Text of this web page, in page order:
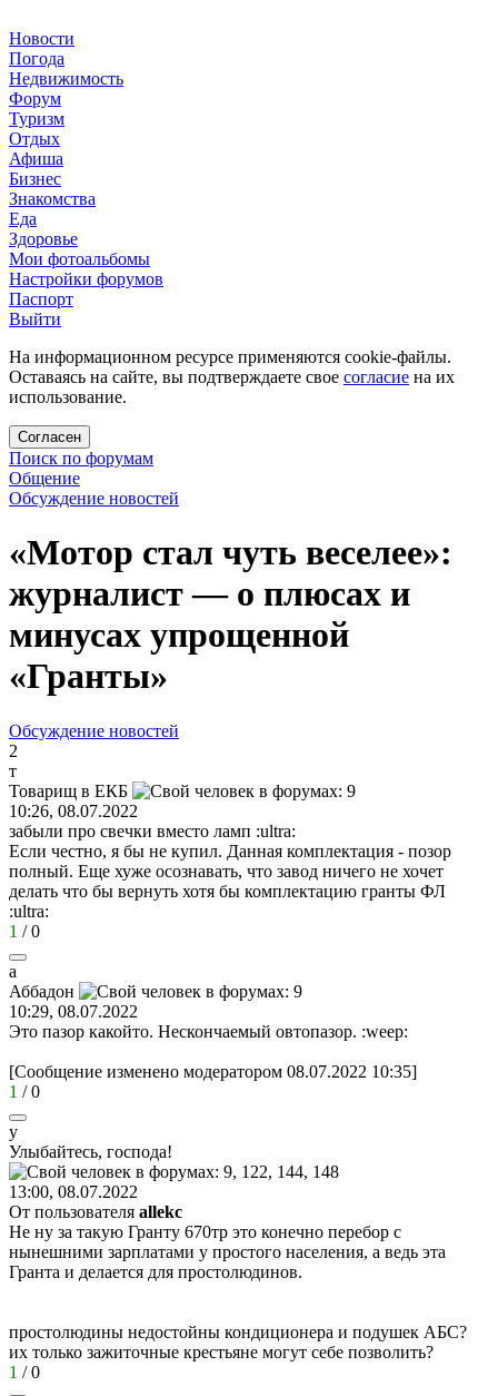
Новости
Погода
Недвижимость
Форум
Туризм
Отдых
Афиша
Бизнес
Знакомства
Еда
Здоровье
Мои фотоальбомы
Настройки форумов
Паспорт
Выйти
На информационном ресурсе применяются cookie-файлы.
Оставаясь на сайте, вы подтверждаете свое согласие на их
использование.
Согласен
Поиск по форумам
Общение
Обсуждение новостей
«Мотор стал чуть веселее»:
журналист — о плюсах и
минусах упрощенной
«Гранты»
Обсуждение новостей
2
т
Товарищ в ЕКБ
10:26, 08.07.2022
забыли про свечки вместо ламп :ultra:
Если честно, я бы не купил. Данная комплектация - позор
полный. Еще хуже осознавать, что завод ничего не хочет
делать что бы вернуть хотя бы комплектацию гранты ФЛ
:ultra:
1 /0
а
Аббадон
10:29, 08.07.2022
Это пазор какойто. Нескончаемый овтопазор. :weep:
[Сообщение изменено модератором 08.07.2022 10:35]
1 /0
у
Улыбайтесь, господа!
13:00, 08.07.2022
От пользователя allekc
Не ну за такую Гранту 670тр это конечно перебор с
нынешними зарплатами у простого населения, а ведь эта
Гранта и делается для простолюдинов.
простолюдины недостойны кондиционера и подушек АБС?
их только зажиточные крестьяне могут себе позволить?
1 /0